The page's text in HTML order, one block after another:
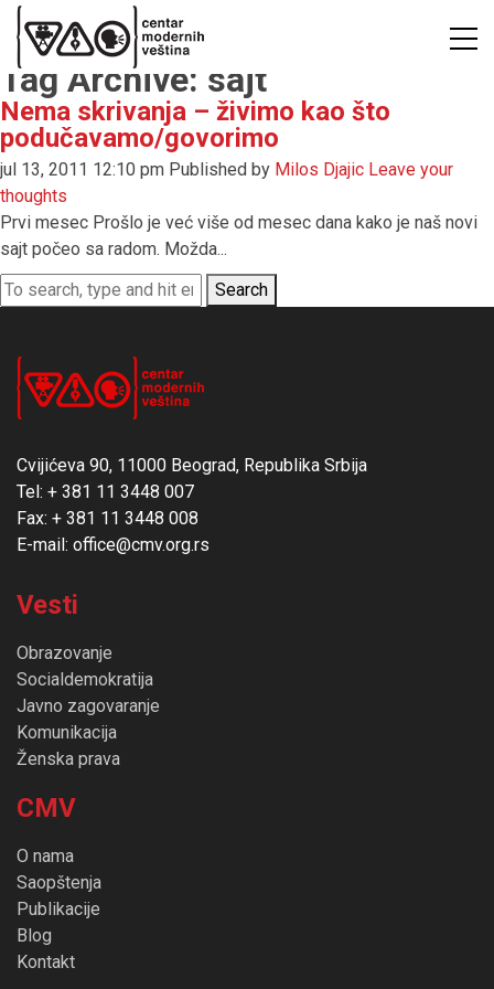
Tag Archive: sajt
Nema skrivanja – živimo kao što
podučavamo/govorimo
jul 13, 2011 12:10 pm Published by Milos Djajic Leave your
thoughts
Prvi mesec Prošlo je već više od mesec dana kako je naš novi
sajt počeo sa radom. Možda...
Search
Cvijićeva 90, 11000 Beograd, Republika Srbija
Tel: + 381 11 3448 007
Fax: + 381 11 3448 008
E-mail: office@cmv.org.rs
Vesti
Obrazovanje
Socialdemokratija
Javno zagovaranje
Komunikacija
Ženska prava
CMV
O nama
Saopštenja
Publikacije
Blog
Kontakt